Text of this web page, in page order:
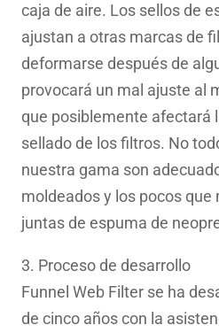
caja de aire. Los sellos de
ajustan a otras marcas de
deformarse después de
provocará un mal ajuste al
que posiblemente afectará
sellado de los filtros. No
nuestra gama son
moldeados y los pocos que
juntas de espuma de
3. Proceso de desarrollo
Funnel Web Filter se ha
de cinco años con la